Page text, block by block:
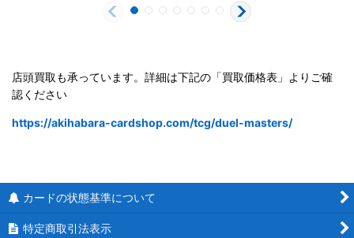
店頭買取も承っています。詳細は下記の「買取価格表」よりご確
認ください
https://akihabara-cardshop.com/tcg/duel-masters/
カードの状態基準について
特定商取引法表示